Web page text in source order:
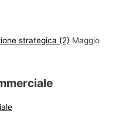
strategica (2) Maggio